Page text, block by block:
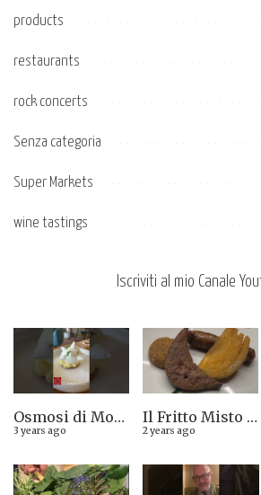
products
restaurants
rock concerts
Senza categoria
Super Markets
wine tastings
Iscriviti al mio Canale
Osmosi di Montepulciano nuova stella Michelin. Avevamo visto lungo il 14.08.2023
3 years ago
Il Fritto Misto del Centro di Priocca
2 years ago